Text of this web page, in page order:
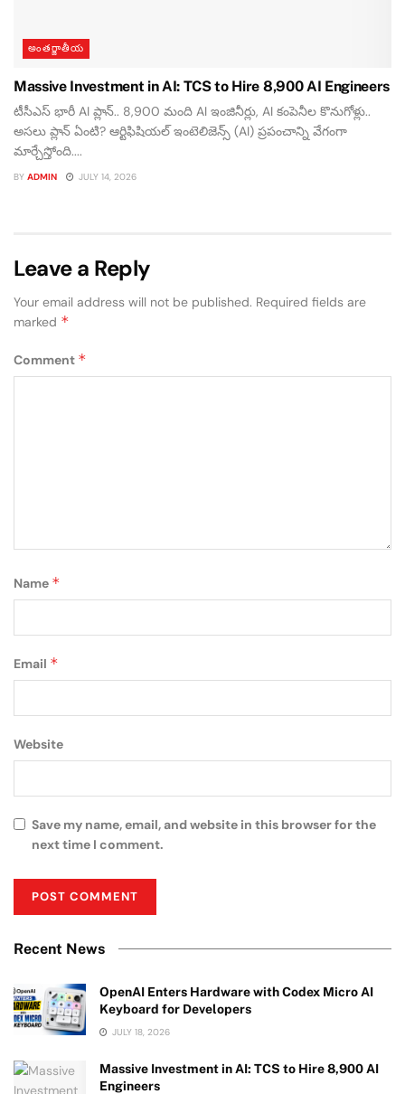
అంతర్జాతీయ
Massive Investment in AI: TCS to Hire 8,900 AI Engineers
టీసీఎస్ భారీ AI ప్లాన్.. 8,900 మంది AI ఇంజినీర్లు, AI కంపెనీల కొనుగోళ్లు..
అసలు ప్లాన్ ఏంటి? ఆర్టిఫిషియల్ ఇంటెలిజెన్స్ (AI) ప్రపంచాన్ని వేగంగా
మార్చేస్తోంది....
BY ADMIN JULY 14, 2026
Leave a Reply
Your email address will not be published. Required fields are
marked *
Comment *
Name *
Email *
Website
Save my name, email, and website in this browser for the
next time I comment.
Recent News
OpenAI Enters Hardware with Codex Micro AI
Keyboard for Developers
JULY 18, 2026
Massive Investment in AI: TCS to Hire 8,900 AI
Engineers